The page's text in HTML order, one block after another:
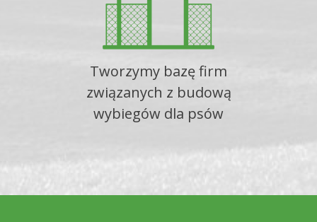
Tworzymy bazę firm
związanych z budową
wybiegów dla psów